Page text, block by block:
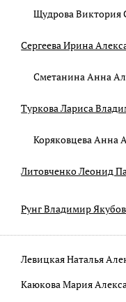
Щудрова Виктория
Сергеева Ирина
Сметанина Анна
Туркова Лариса
Коряковцева Анна
Литовченко Леонид
Рунг Владимир
Левицкая Наталья
Каюкова Мария